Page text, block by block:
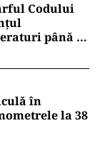
Codului
până la
în
la 38